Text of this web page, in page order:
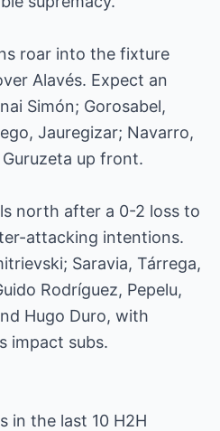
roar into the fixture
Alavés. Expect an
Simón; Gorosabel,
Jauregizar; Navarro,
up front.
north after a 0-2 loss to
attacking intentions.
Saravia, Tárrega,
Rodríguez, Pepelu,
Hugo Duro, with
impact subs.
in the last 10 H2H